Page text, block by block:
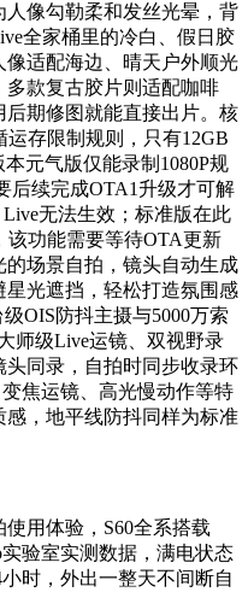
像勾勒柔和发丝光晕，背
全家桶里的冷白、假日胶
像适配海边、晴天户外顺光
多款复古胶片则适配咖啡
期修图就能直接出片。核
存限制规则，只有12GB
元气版仅能录制1080P规
后续完成OTA1升级才可解
无法生效；标准版在此
该功能需要等待OTA更新
的场景自拍，镜头自动生成
光遮挡，轻松打造氛围感
OIS防抖主摄与5000万索
师级Live运镜、双视野录
同录，自拍时同步收录环
焦运镜、高光慢动作等特
，地平线防抖同样为标准
用体验，S60全系搭载
验室实测数据，满电状态
时，外出一整天不间断自